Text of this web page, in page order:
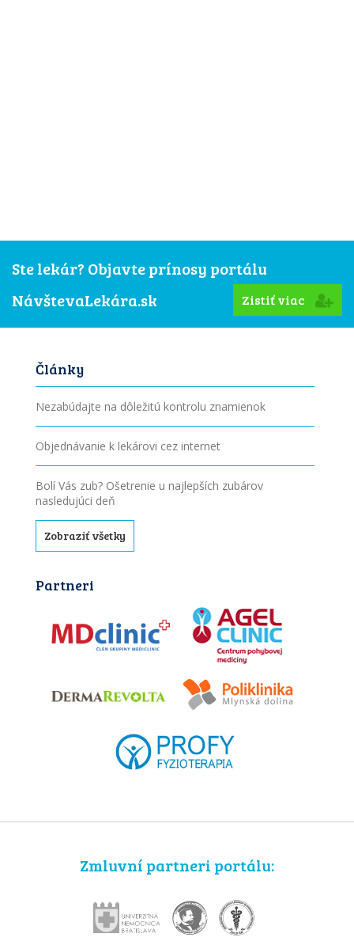
Ste lekár? Objavte prínosy portálu
NávštevaLekára.sk
Zistiť viac
Články
Nezabúdajte na dôležitú kontrolu znamienok
Objednávanie k lekárovi cez internet
Bolí Vás zub? Ošetrenie u najlepších zubárov
nasledujúci deň
Zobraziť všetky
Partneri
Zmluvní partneri portálu: